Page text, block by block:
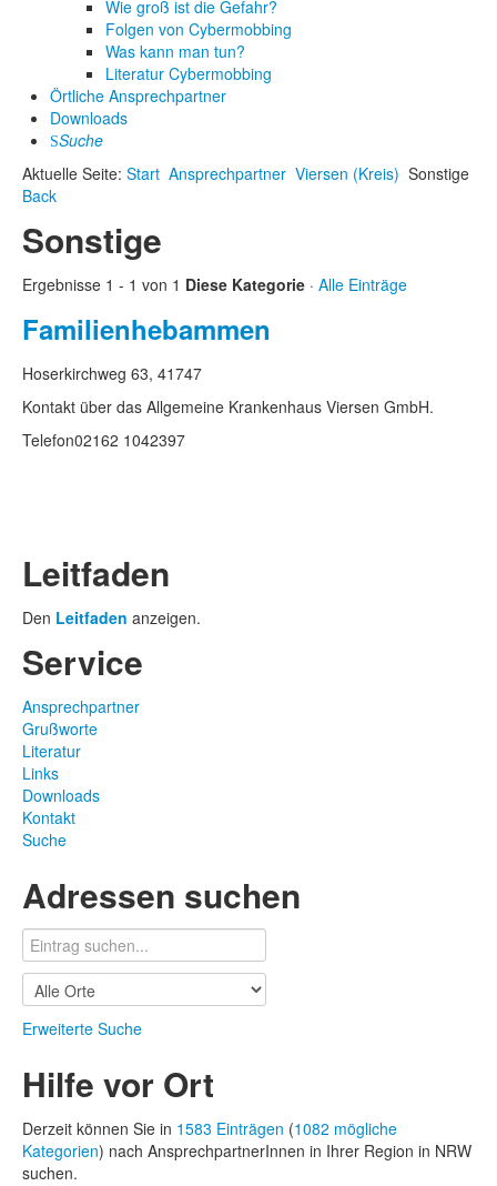
Wie groß ist die Gefahr?
Folgen von Cybermobbing
Was kann man tun?
Literatur Cybermobbing
Örtliche Ansprechpartner
Downloads
Suche
Aktuelle Seite: Start Ansprechpartner Viersen (Kreis) Sonstige
Back
Sonstige
Ergebnisse 1 - 1 von 1 Diese Kategorie · Alle Einträge
Familienhebammen
Hoserkirchweg 63, 41747
Kontakt über das Allgemeine Krankenhaus Viersen GmbH.
Telefon02162 1042397
Leitfaden
Den Leitfaden anzeigen.
Service
Ansprechpartner
Grußworte
Literatur
Links
Downloads
Kontakt
Suche
Adressen suchen
Erweiterte Suche
Hilfe vor Ort
Derzeit können Sie in 1583 Einträgen (1082 mögliche
Kategorien) nach AnsprechpartnerInnen in Ihrer Region in NRW
suchen.